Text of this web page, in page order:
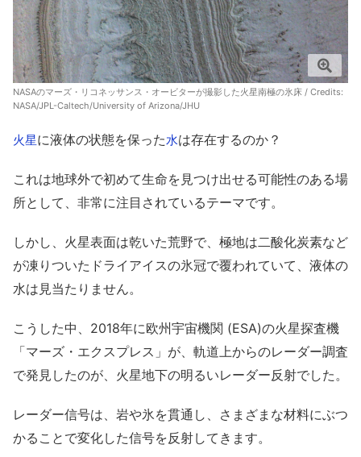
NASAのマーズ・リコネッサンス・オービターが撮影した火星南極の氷床 / Credits:
NASA/JPL-Caltech/University of Arizona/JHU
火星に液体の状態を保った水は存在するのか？
これは地球外で初めて生命を見つけ出せる可能性のある場
所として、非常に注目されているテーマです。
しかし、火星表面は乾いた荒野で、極地は二酸化炭素など
が凍りついたドライアイスの氷冠で覆われていて、液体の
水は見当たりません。
こうした中、2018年に欧州宇宙機関 (ESA)の火星探査機
「マーズ・エクスプレス」が、軌道上からのレーダー調査
で発見したのが、火星地下の明るいレーダー反射でした。
レーダー信号は、岩や氷を貫通し、さまざまな材料にぶつ
かることで変化した信号を反射してきます。